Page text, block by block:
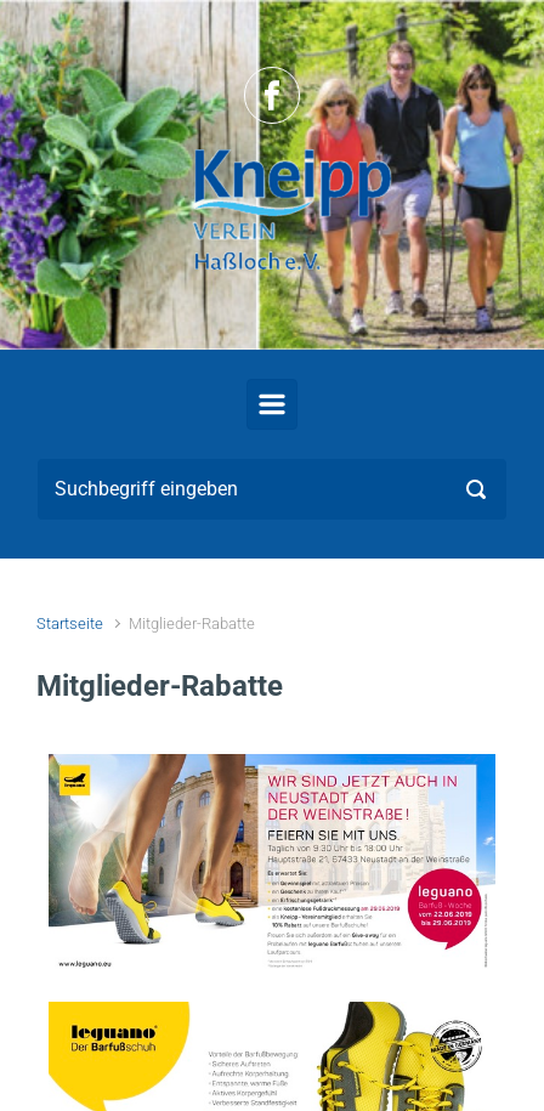
Startseite Mitglieder-Rabatte
Mitglieder-Rabatte